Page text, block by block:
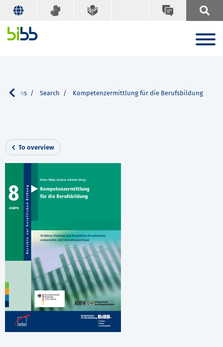
Search Kompetenzermittlung für die Berufsbildung
To overview